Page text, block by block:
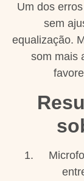
Um dos
sem
equalização.
som mais